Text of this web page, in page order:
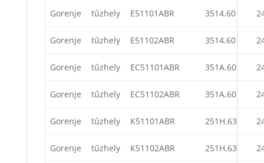
Gorenje tűzhely E51101ABR 3514.60
Gorenje tűzhely E51102ABR 3514.60
Gorenje tűzhely EC51101ABR 351A.60
Gorenje tűzhely EC51102ABR 351A.60
Gorenje tűzhely K51101ABR 251H.63
Gorenje tűzhely K51102ABR 251H.63